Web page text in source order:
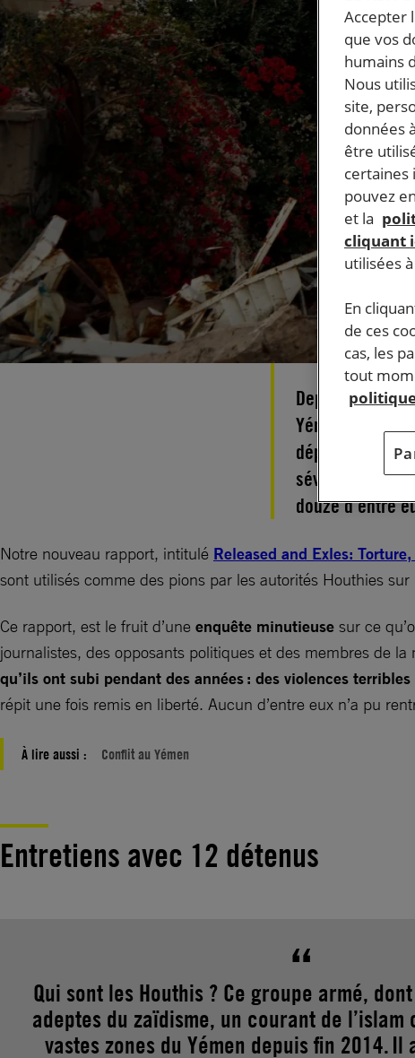
Depuis 2014, le
Yémen, dont la
déplacements
sévices des
douze d’entre
Notre nouveau rapport, intitulé Released and Exles:
sont utilisés comme des pions par les autorités Houthies sur
Ce rapport, est le fruit d’une enquête minutieuse sur ce
journalistes, des opposants politiques et des membres de
qu’ils ont subi pendant des années : des violences
répit une fois remis en liberté. Aucun d’entre eux n’a pu
À lire aussi : Conflit au Yémen
Entretiens avec 12 détenus
Qui sont les Houthis ? Ce groupe armé,
adeptes du zaïdisme, un courant de
vastes zones du Yémen depuis fin 2014.
Accepter
que vos
humains
Nous
site,
données
être
certaines
pouvez
et la
cliquant
utilisées
En
de ces
cas, les
tout